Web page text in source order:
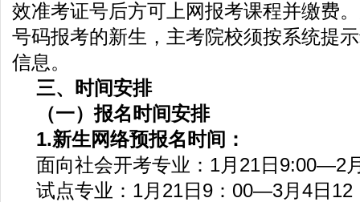
效准考证号后方可上网报考课程并缴费
号码报考的新生，主考院校须按系统提
信息。
三、时间安排
（一）报名时间安排
1.新生网络预报名时间：
面向社会开考专业：1月21日9:00—2
试点专业：1月21日9：00—3月4日12